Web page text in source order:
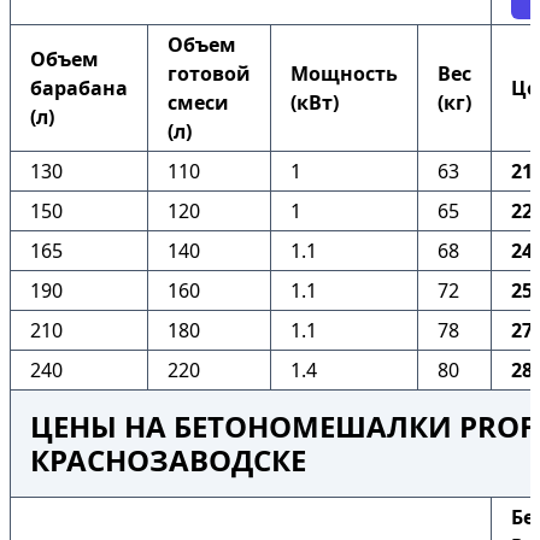
Объем
барабана
(л)
Объем
готовой
смеси
(л)
Мощность
(кВт)
Вес
(кг)
130 110 1 63
150
120 1 65
165
140 1.1 68
190
160 1.1 72
210
180 1.1 78
240
220 1.4 80
ЦЕНЫ НА БЕТОНОМЕШАЛКИ PROFI
КРАСНОЗАВОДСКЕ